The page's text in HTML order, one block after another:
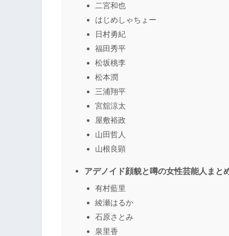
二宮和也
はじめしゃちょー
日村勇紀
福田秀平
松坂桃李
松本潤
三浦翔平
宮舘涼太
屋敷裕政
山田哲人
山根良顕
アデノイド顔貌と噂の女性芸能人まと
有村藍里
綾瀬はるか
石原さとみ
泉里香